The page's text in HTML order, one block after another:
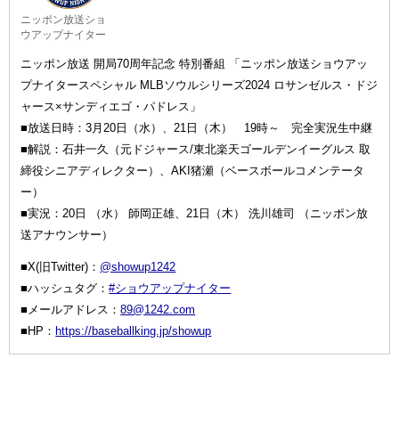
ニッポン放送ショ
ウアップナイター
ニッポン放送 開局70周年記念 特別番組 「ニッポン放送ショウアッ
プナイタースペシャル MLBソウルシリーズ2024 ロサンゼルス・ドジ
ャース×サンディエゴ・パドレス」
■放送日時：3月20日（水）、21日（木） 19時～ 完全実況生中継
■解説：石井一久（元ドジャース/東北楽天ゴールデンイーグルス 取
締役シニアディレクター）、AKI猪瀬（ベースボールコメンテータ
ー）
■実況：20日 （水） 師岡正雄、21日（木） 洗川雄司 （ニッポン放
送アナウンサー）
■X(旧Twitter)： @showup1242
■ハッシュタグ：#ショウアップナイター
■メールアドレス：89@1242.com
■HP： https://baseballking.jp/showup